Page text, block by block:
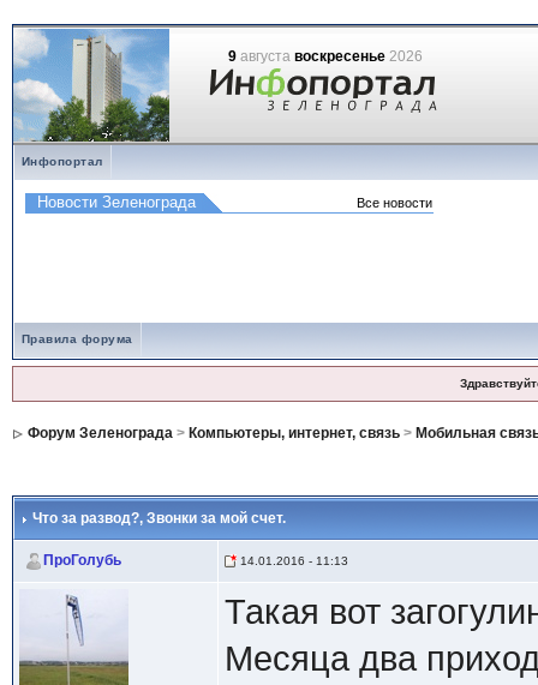
9августа воскресенье2026
Инфопортал
Правила форума
Форум Зеленограда> Компьютеры, интернет, связь> Мобильная
Что за развод?, Звонки за мой счет.
ПроГолубь 14.01.2016 - 11:13
Такая вот
Месяца два